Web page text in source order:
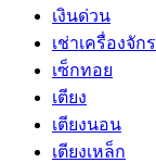
เงินด่วน
เช่าเครื่องจักร
เซ็กทอย
เตียง
เตียงนอน
เตียงเหล็ก